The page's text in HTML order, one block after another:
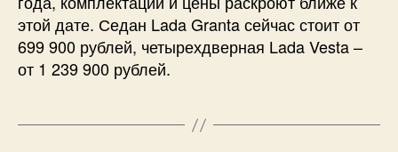
этой дате. Седан Lada Granta сейчас стоит от
699 900 рублей, четырехдверная Lada Vesta –
от 1 239 900 рублей.